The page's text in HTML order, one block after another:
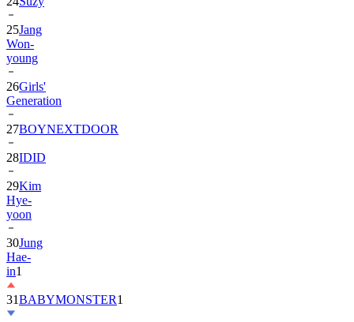
25Jang
Won-
young
26Girls'
Generation
27BOYNEXTDOOR
28IDID
29Kim
Hye-
yoon
30Jung
Hae-
in1
31BABYMONSTER1